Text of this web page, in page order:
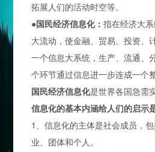
拓展人们的活动时空等。
●国民经济信息化：指在经济大
大流动，使金融、贸易、投资、
一个信息大系统，生产、流通、
个环节通过信息进一步连成一个整
国民经济信息化是世界各国急需
信息化的基本内涵给人们的启示
1、信息化的主体是社会成员，
业、团体和个人。